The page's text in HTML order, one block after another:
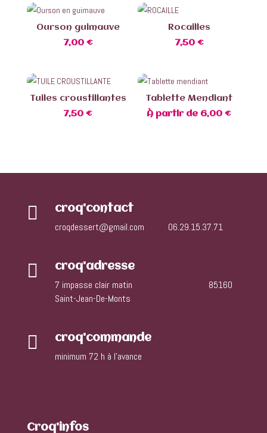
Ourson guimauve
7,00 €
Rocailles
7,50 €
Tuiles croustillantes
7,50€
Tablette Mendiant
À partir de 6,00€
 croq'contact
croqdessert@gmail.com 06.29.15.37.71
 croq'adresse
7 impasse clair matin 85160
Saint-Jean-De-Monts
 croq'commande
minimum 72 h à l’avance
Croq’infos